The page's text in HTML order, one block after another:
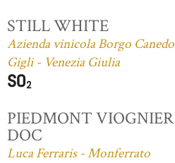
STILL WHITE
Azienda vinicola Borgo Canedo
Gigli - Venezia Giulia
PIEDMONT VIOGNIER
DOC
Luca Ferraris - Monferrato